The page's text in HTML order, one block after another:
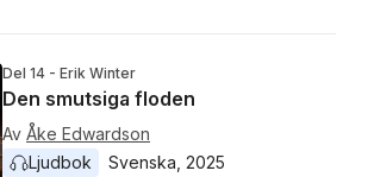
Del 14 - Erik Winter
Den smutsiga floden
Av Åke Edwardson
Ljudbok
Svenska 2025